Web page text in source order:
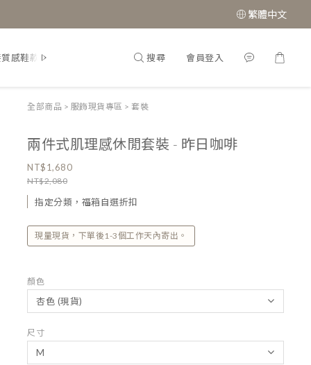
繁體中文
感鞋款 搜尋 會員登入
全部商品 > 服飾現貨專區 > 套裝
兩件式肌理感休閒套裝 - 昨日咖啡
NT$1,680
NT$2,080
指定分類，福箱自選折扣
現量現貨，下單後1-3個工作天內寄出。
顏色
尺寸